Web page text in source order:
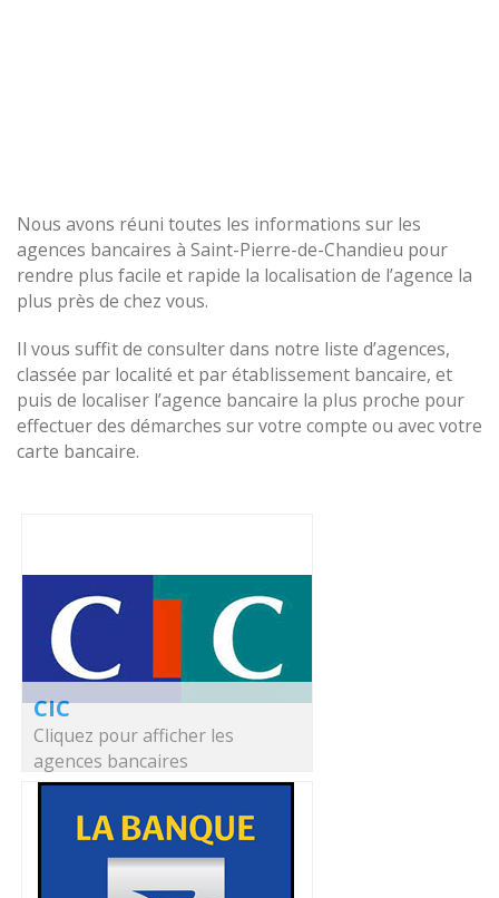
Nous avons réuni toutes les informations sur les
agences bancaires à Saint-Pierre-de-Chandieu pour
rendre plus facile et rapide la localisation de l’agence la
plus près de chez vous.
Il vous suffit de consulter dans notre liste d’agences,
classée par localité et par établissement bancaire, et
puis de localiser l’agence bancaire la plus proche pour
effectuer des démarches sur votre compte ou avec votre
carte bancaire.
CIC
Cliquez pour afficher les
agences bancaires